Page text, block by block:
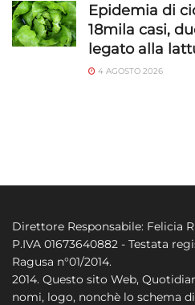
Epidemia di
18mila casi,
legato alla
4 AGOSTO 2026
Direttore Responsabile: Felicia
P.IVA 01673640882 - Testata
Ragusa n°01/2014.
2014. Questo sito Web,
nomi, logo, nonchè lo schema